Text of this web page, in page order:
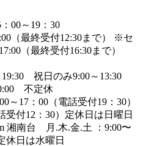
00～19：30
（最終受付12:30まで） ※セ
（最終受付16:30まで）
祝日のみ9:00～13:30
不定休
17：00（電話受付19：30）
受付12：30）定休日は日曜日
湘南台 月.木.金.土 ：9:00〜
日は水曜日